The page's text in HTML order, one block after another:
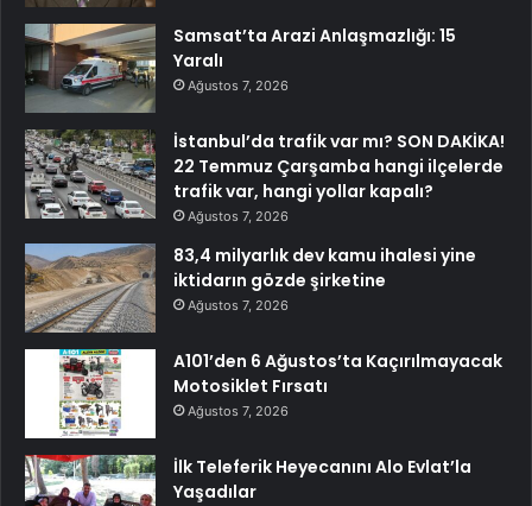
Samsat’ta Arazi Anlaşmazlığı: 15
Yaralı
Ağustos 7, 2026
İstanbul’da trafik var mı? SON DAKİKA!
22 Temmuz Çarşamba hangi ilçelerde
trafik var, hangi yollar kapalı?
Ağustos 7, 2026
83,4 milyarlık dev kamu ihalesi yine
iktidarın gözde şirketine
Ağustos 7, 2026
A101’den 6 Ağustos’ta Kaçırılmayacak
Motosiklet Fırsatı
Ağustos 7, 2026
İlk Teleferik Heyecanını Alo Evlat’la
Yaşadılar